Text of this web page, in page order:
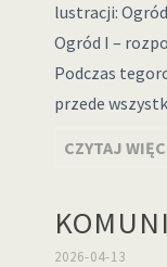
lustracji:
Ogród I –
Podczas
przede
CZYTAJ
2026-04-13